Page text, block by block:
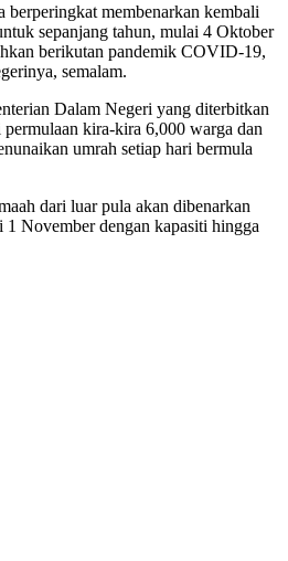
membenarkan kembali
sepanjang tahun, mulai 4 Oktober
berikutan pandemik COVID-19,
semalam.
Dalam Negeri yang diterbitkan
permulaan kira-kira 6,000 warga dan
umrah setiap hari bermula
dari luar pula akan dibenarkan
November dengan kapasiti hingga